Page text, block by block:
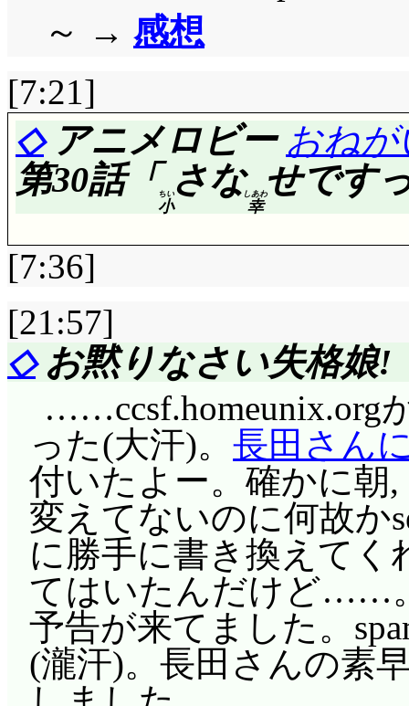
わないですな(^^;;; 当
の前からも突然消え
ね。「今この瞬間か
令します」紘と出会
割に, 忘れるほどなま
相対的に景との密度
れは元からか? みやこ
は解らないでもない
ゃないですね。ミズ
すから。
ピラミッドやUFOの
「「「な, なんだって
の持ちネタですっ
『混浴』 ← 柿の種っ
ょうか? 混浴風呂と言
らかしてましたな
アイキャッチ: 「金
民税, 払った?」(らく
税する気ですね!?
CM: 若本ワンマン
『撮影のためタオル
スタイムは湯舟での
れは赤松作品の持ち
張ってますなー。お
て, 次はお約束その2
グルメ・湯煙一切無
よ(誰もンな事聞いと
バーでの聞き取り捜
解って……る訳ないか
千秋97点。「貴様最
があるとでも思って
めれば人間味がある
それは牛乳味。飲み
っている?)。「牛乳
はお前だ」然り, 然り
3集 ツンデレーエフ
おいといて, 目も当て
材は食える物を使っ
ですね, 発想に突拍子
「勝者, 春香姉様」わ
「俺, お前が凄い好
解釈。曰く, それを言
態から……「すごい隙
るのかー, 求めている
酢っぱいのをー!?」い
ですから。というこ
～ → 感想
[7:21]
◇アニメロビー おね
第30話「
小
ちい さな
幸
しあわせです
評価……☆☆☆☆(前回比
前回の江夏由結大暴
今回も相当笑えます。
斑鳩先生, 負け犬荘入
差が結構激しいから,
がするです。ぞう元
きる……けど, ウサミ
道が無い……バクは貯
いつか, ちびウサミミ
[7:36]
[21:57]
◇お黙りなさい失格娘!
……ccsf.homeunix.org
った(大汗)。長田さん
付いたよー。確かに朝
変えてないのに何故か
に勝手に書き換えてく
てはいたんだけど……
予告が来てました。
(瀧汗)。長田さんの素